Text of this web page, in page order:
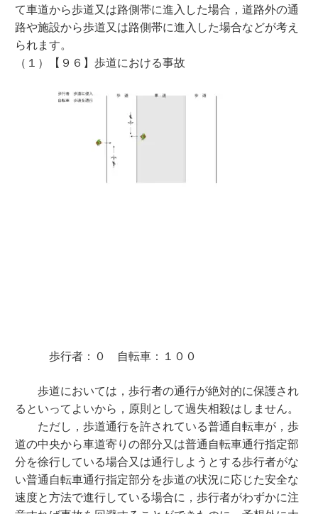
て車道から歩道又は路側帯に進入した場合，道路外の通
路や施設から歩道又は路側帯に進入した場合などが考え
られます。
（１）【９６】歩道における事故
歩行者：０ 自転車：１００
歩道においては，歩行者の通行が絶対的に保護され
るといってよいから，原則として過失相殺はしません。
ただし，歩道通行を許されている普通自転車が，歩
道の中央から車道寄りの部分又は普通自転車通行指定部
分を徐行している場合又は通行しようとする歩行者がな
い普通自転車通行指定部分を歩道の状況に応じた安全な
速度と方法で進行している場合に，歩行者がわずかに注